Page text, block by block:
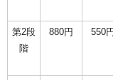
第2段
階
880円 550円